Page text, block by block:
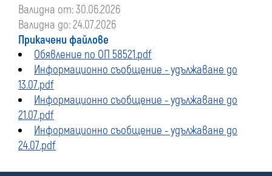
Валидна от: 30.06.2026
Валидна до: 24.07.2026
Прикачени файлове
Обявление по ОП 58521.pdf
Информационно съобщение - удължаване до
13.07.pdf
Информационно съобщение - удължаване до
21.07.pdf
Информационно съобщение - удължаване до
24.07.pdf